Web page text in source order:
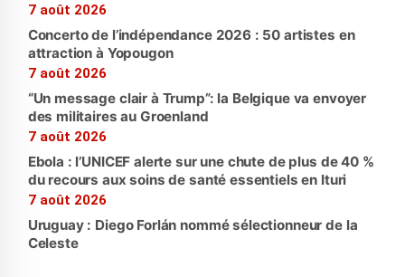
7 août 2026
Concerto de l’indépendance 2026 : 50 artistes en
attraction à Yopougon
7 août 2026
“Un message clair à Trump”: la Belgique va envoyer
des militaires au Groenland
7 août 2026
Ebola : l’UNICEF alerte sur une chute de plus de 40 %
du recours aux soins de santé essentiels en Ituri
7 août 2026
Uruguay : Diego Forlán nommé sélectionneur de la
Celeste